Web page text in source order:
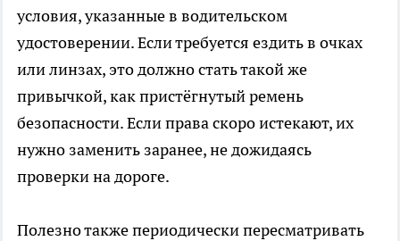
условия, указанные в водительском
удостоверении. Если требуется ездить в очках
или линзах, это должно стать такой же
привычкой, как пристёгнутый ремень
безопасности. Если права скоро истекают, их
нужно заменить заранее, не дожидаясь
проверки на дороге.
Полезно также периодически пересматривать